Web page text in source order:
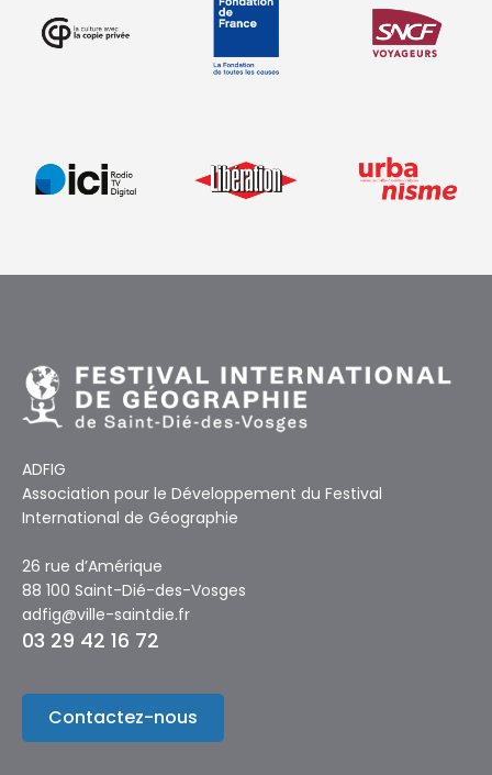
ADFIG
Association pour le Développement du Festival
International de Géographie
26 rue d’Amérique
88 100 Saint-Dié-des-Vosges
adfig@ville-saintdie.fr
03 29 42 16 72
Contactez-nous